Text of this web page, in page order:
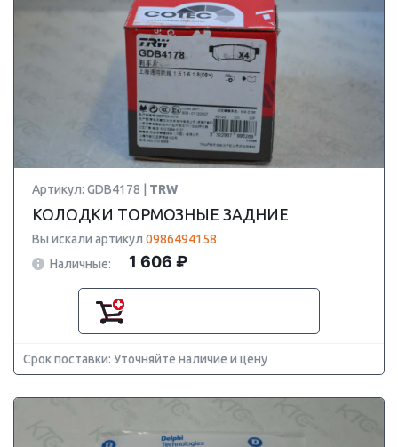
Артикул: GDB4178 | TRW
КОЛОДКИ ТОРМОЗНЫЕ ЗАДНИЕ
Вы искали артикул 0986494158
Наличные:
1 606 ₽
Срок поставки: Уточняйте наличие и цену